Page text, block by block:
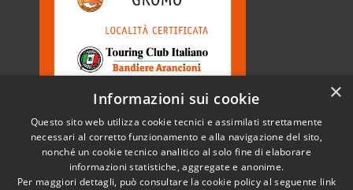
Copyright © 2026 • Comune di
×
Informazioni sui cookie
Questo sito web utilizza cookie tecnici e assimilati strettamente
necessari al corretto funzionamento e alla navigazione del sito,
nonché un cookie tecnico analitico al solo fine di elaborare
informazioni statistiche, aggregate e anonime.
Per maggiori dettagli, può consultare la cookie policy al seguente link